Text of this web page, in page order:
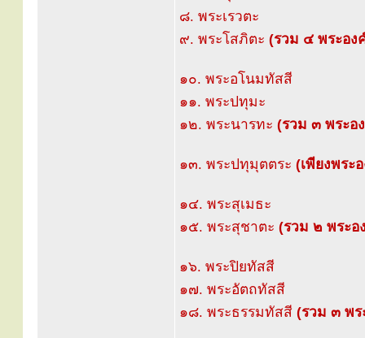
๘. พระเรวตะ
๙. พระโสภิตะ (รวม ๔ พระอ
๑๐. พระอโนมทัสสี
๑๑. พระปทุมะ
๑๒. พระนารทะ (รวม ๓ พระอ
๑๓. พระปทุมุตตระ (เพียงพระ
๑๔. พระสุเมธะ
๑๕. พระสุชาตะ (รวม ๒ พระ
๑๖. พระปิยทัสสี
๑๗. พระอัตถทัสสี
๑๘. พระธรรมทัสสี (รวม ๓ พ